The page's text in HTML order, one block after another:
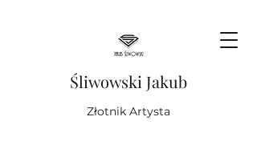
Śliwowski Jakub
Złotnik Artysta